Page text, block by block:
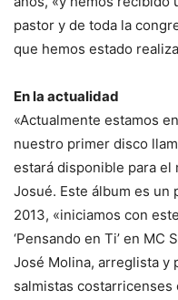
pastor y de toda la
que hemos estado
En la actualidad
«Actualmente estamos
nuestro primer disco
estará disponible para el
Josué. Este álbum es un
2013, «iniciamos con
‘Pensando en Ti’ en
José Molina, arreglista y
salmistas costarricenses